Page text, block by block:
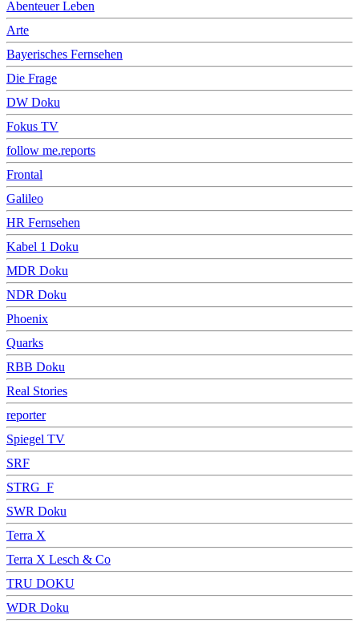
Abenteuer Leben
Arte
Bayerisches Fernsehen
Die Frage
DW Doku
Fokus TV
follow me.reports
Frontal
Galileo
HR Fernsehen
Kabel 1 Doku
MDR Doku
NDR Doku
Phoenix
Quarks
RBB Doku
Real Stories
reporter
Spiegel TV
SRF
STRG_F
SWR Doku
Terra X
Terra X Lesch & Co
TRU DOKU
WDR Doku